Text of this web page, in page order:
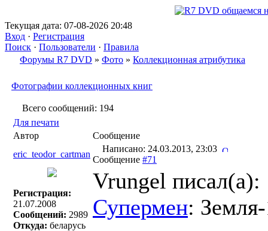
Текущая дата: 07-08-2026 20:48
Вход · Регистрация
Поиск · Пользователи · Правила
Форумы R7 DVD » Фото » Коллекционная атрибутика
Фотографии коллекционных книг
Всего сообщений: 194
Для печати
Автор
Сообщение
eric_teodor_cartman
Написано: 24.03.2013, 23:03
Сообщение #71
Регистрация:
21.07.2008
Сообщений: 2989
Откуда: беларусь
Vrungel писал(a):
Супермен: